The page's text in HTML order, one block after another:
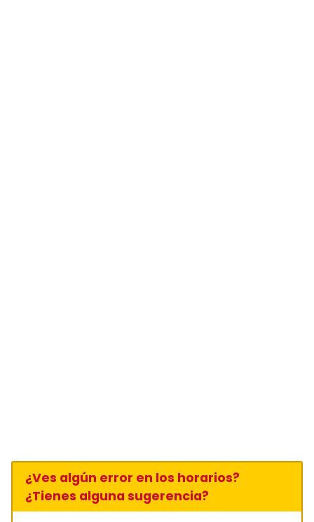
¿Ves algún error en los horarios?
¿Tienes alguna sugerencia?